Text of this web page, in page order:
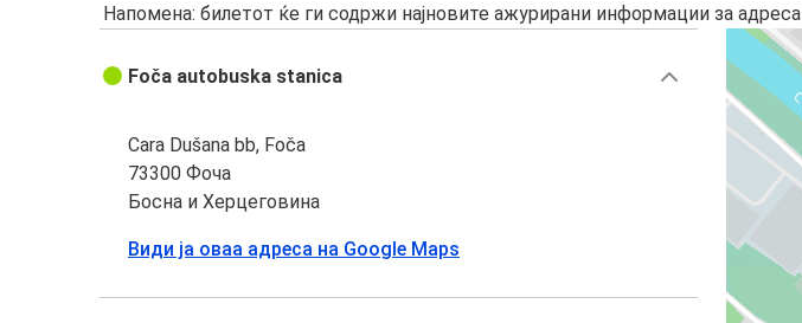
Напомена: билетот ќе ги содржи најновите ажурирани информации за адреса
Foča autobuska stanica
Cara Dušana bb, Foča
73300 Фоча
Босна и Херцеговина
Види ја оваа адреса на Google Maps